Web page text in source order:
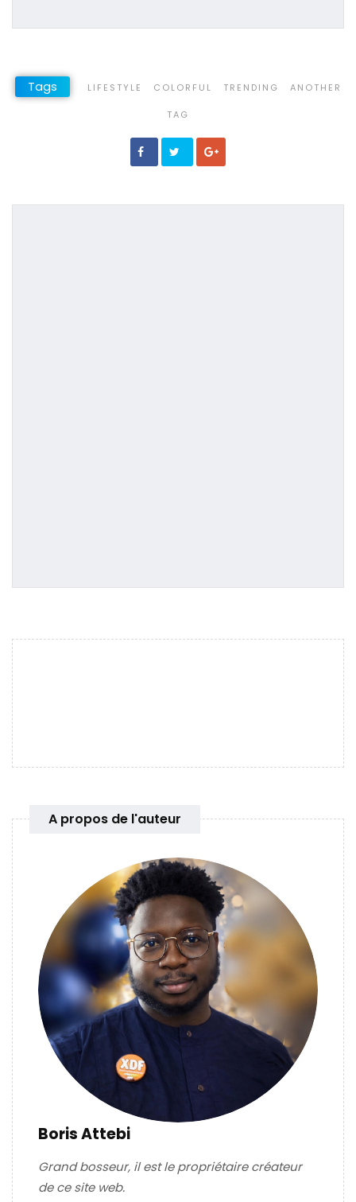
Tags LIFESTYLE COLORFUL TRENDING ANOTHER
TAG
A propos de l'auteur
Boris Attebi
Grand bosseur, il est le propriétaire créateur
de ce site web.